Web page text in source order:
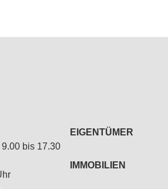
bis 17.30
EIGENTÜMER
IMMOBILIEN